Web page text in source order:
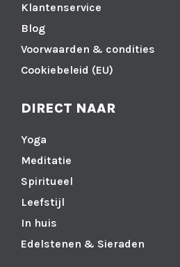
Klantenservice
Blog
Voorwaarden & condities
Cookiebeleid (EU)
DIRECT NAAR
Yoga
Meditatie
Spiritueel
Leefstijl
In huis
Edelstenen & Sieraden